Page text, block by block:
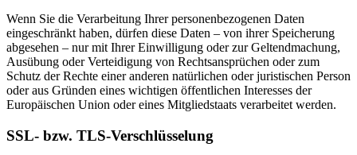
Wenn Sie die Verarbeitung Ihrer personenbezogenen Daten
eingeschränkt haben, dürfen diese Daten – von ihrer Speicherung
abgesehen – nur mit Ihrer Einwilligung oder zur Geltendmachung,
Ausübung oder Verteidigung von Rechtsansprüchen oder zum
Schutz der Rechte einer anderen natürlichen oder juristischen Person
oder aus Gründen eines wichtigen öffentlichen Interesses der
Europäischen Union oder eines Mitgliedstaats verarbeitet werden.
SSL- bzw. TLS-Verschlüsselung